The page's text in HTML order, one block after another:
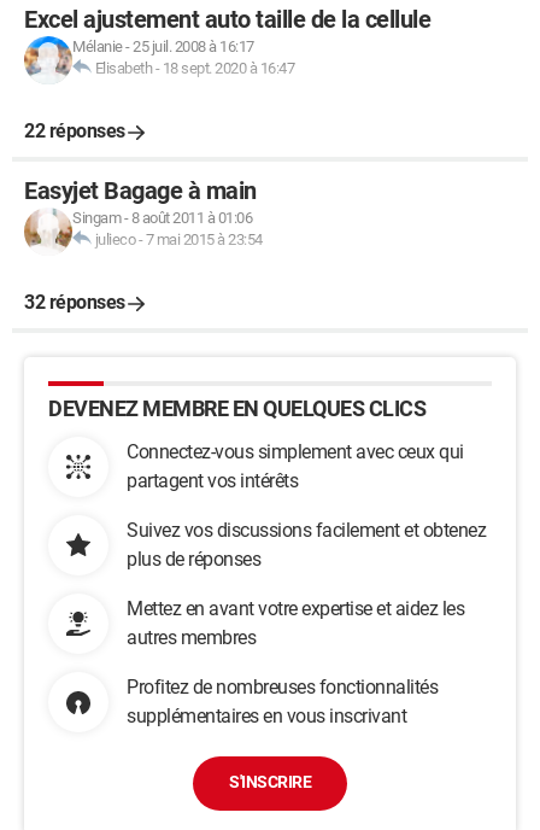
Excel ajustement auto taille de la cellule
Mélanie-25 juil. 2008 à 16:17
Elisabeth- 18 sept. 2020 à 16:47
22 réponses
Easyjet Bagage à main
Singam-8 août 2011 à 01:06
julieco-7 mai 2015 à 23:54
32 réponses
DEVENEZ MEMBRE EN QUELQUES CLICS
Connectez-vous simplement avec ceux qui
partagent vos intérêts
Suivez vos discussions facilement et obtenez
plus de réponses
Mettez en avant votre expertise et aidez les
autres membres
Profitez de nombreuses fonctionnalités
supplémentaires en vous inscrivant
S'INSCRIRE